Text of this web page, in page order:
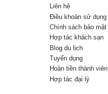
Liên hệ
Điều khoản sử dụng
Chính sách bảo mật
Hợp tác khách sạn
Blog du lịch
Tuyển dụng
Hoàn tiền thành viên
Hợp tác đại lý